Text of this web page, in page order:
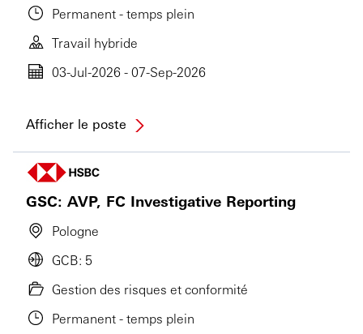
Permanent - temps plein
Travail hybride
03-Jul-2026 - 07-Sep-2026
Afficher le poste
GSC: AVP, FC Investigative Reporting
Pologne
GCB: 5
Gestion des risques et conformité
Permanent - temps plein